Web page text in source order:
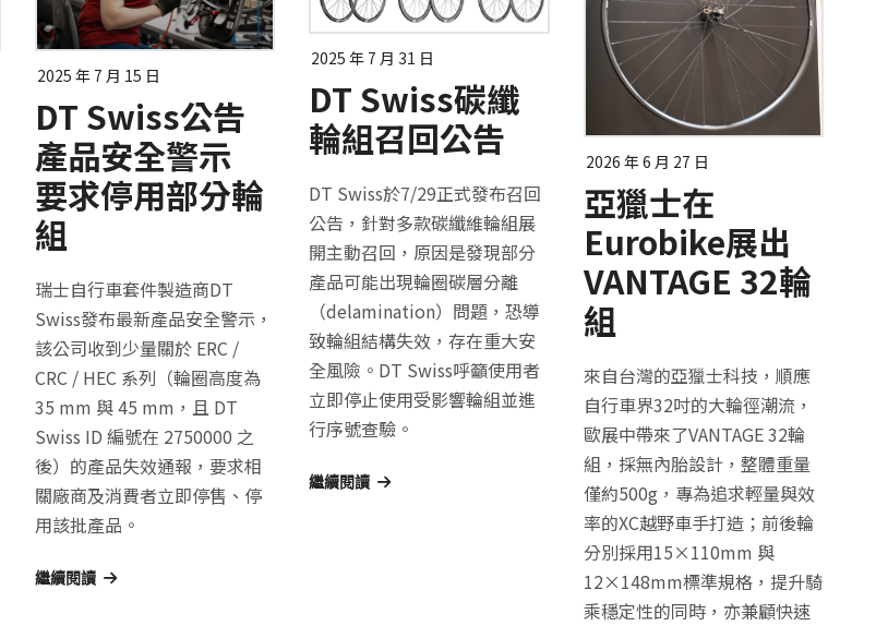
2025 年 7 月 15 日
DT Swiss公告
產品安全警示
要求停用部分輪
組
瑞士自行車套件製造商DT
Swiss發布最新產品安全警示，
該公司收到少量關於 ERC /
CRC / HEC 系列（輪圈高度為
35 mm 與 45 mm，且 DT
Swiss ID 編號在 2750000 之
後）的產品失效通報，要求相
關廠商及消費者立即停售、停
用該批產品。
繼續閱讀
2025 年 7 月 31 日
DT Swiss碳纖
輪組召回公告
DT Swiss於7/29正式發布召回
公告，針對多款碳纖維輪組展
開主動召回，原因是發現部分
產品可能出現輪圈碳層分離
（delamination）問題，恐導
致輪組結構失效，存在重大安
全風險。DT Swiss呼籲使用者
立即停止使用受影響輪組並進
行序號查驗。
繼續閱讀
2026 年 6 月 27 日
亞獵士在
Eurobike展出
VANTAGE 32輪
組
來自台灣的亞獵士科技，順應
自行車界32吋的大輪徑潮流，
歐展中帶來了VANTAGE 32輪
組，採無內胎設計，整體重量
僅約500g，專為追求輕量與效
率的XC越野車手打造；前後輪
分別採用15×110mm 與
12×148mm標準規格，提升騎
乘穩定性的同時，亦兼顧快速